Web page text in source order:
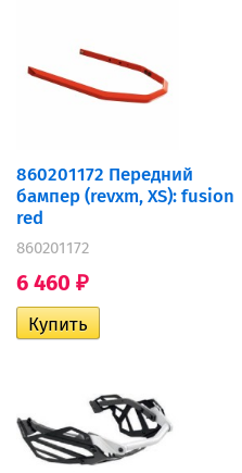
860201172 Передний
бампер (revxm, XS): fusion
red
860201172
6 460 ₽